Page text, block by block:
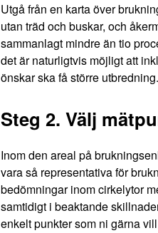
Utgå från en karta över
utan träd och buskar, och
sammanlagt mindre än tio
det är naturligtvis möjligt att
önskar ska få större utbredning.
Steg 2. Välj
Inom den areal på
vara så representativa för
bedömningar inom cirkelytor
samtidigt i beaktande
enkelt punkter som ni gärna